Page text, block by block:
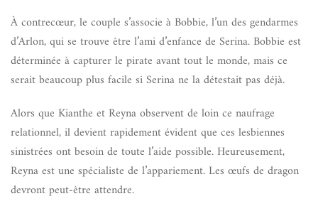
À contrecœur, le couple s’associe à Bobbie, l’un des gendarmes
d’Arlon, qui se trouve être l’ami d’enfance de Serina. Bobbie est
déterminée à capturer le pirate avant tout le monde, mais ce
serait beaucoup plus facile si Serina ne la détestait pas déjà.
Alors que Kianthe et Reyna observent de loin ce naufrage
relationnel, il devient rapidement évident que ces lesbiennes
sinistrées ont besoin de toute l’aide possible. Heureusement,
Reyna est une spécialiste de l’appariement. Les œufs de dragon
devront peut-être attendre.